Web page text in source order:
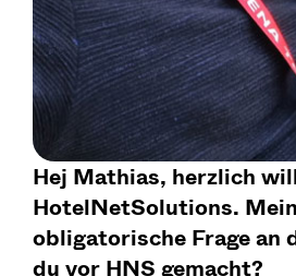
Hej Mathias, herzlich
HotelNetSolutions.
obligatorische Frage an
du vor HNS gemacht?